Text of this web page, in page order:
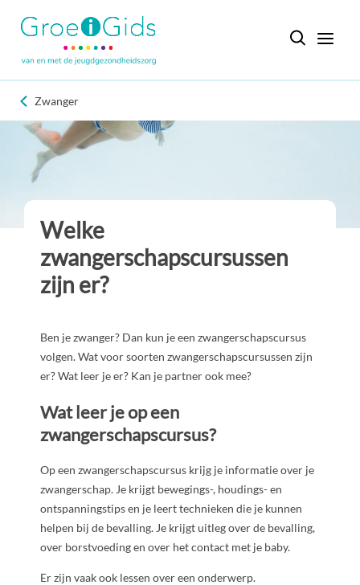
Zwanger
Welke
zwangerschapscursussen
zijn er?
Ben je zwanger? Dan kun je een zwangerschapscursus
volgen. Wat voor soorten zwangerschapscursussen zijn
er? Wat leer je er? Kan je partner ook mee?
Wat leer je op een
zwangerschapscursus?
Op een zwangerschapscursus krijg je informatie over je
zwangerschap. Je krijgt bewegings-, houdings- en
ontspanningstips en je leert technieken die je kunnen
helpen bij de bevalling. Je krijgt uitleg over de bevalling,
over borstvoeding en over het contact met je baby.
Er zijn vaak ook lessen over een onderwerp.